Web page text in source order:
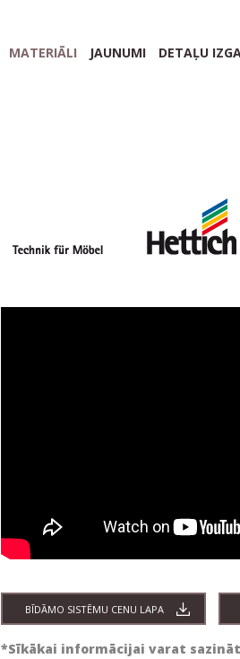
MATERIĀLI JAUNUMI DETAĻU
BĪDĀMO SISTĒMU CENU LAPA
*Sīkākai informācijai varat